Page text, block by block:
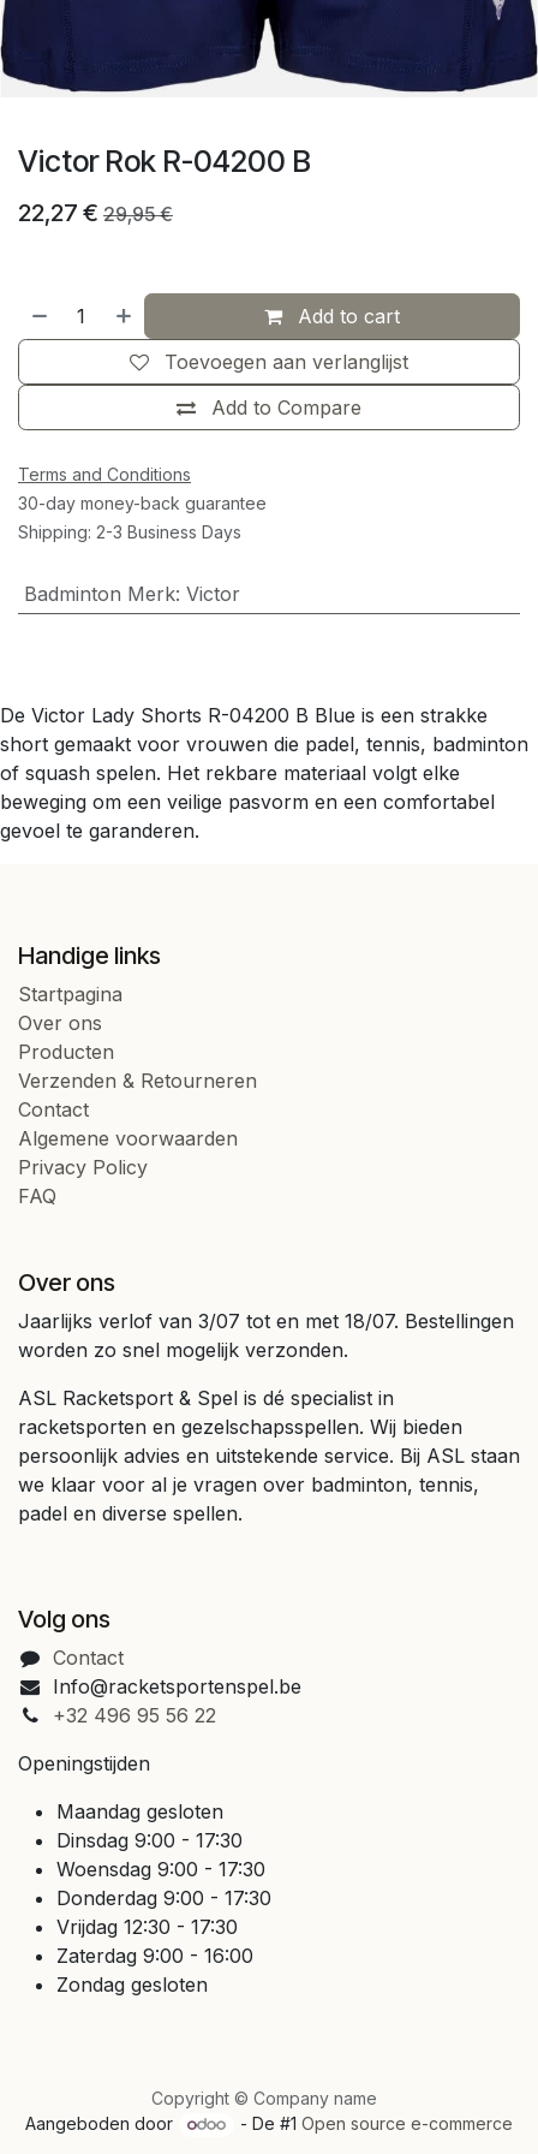
Victor Rok R-04200 B
22,27 € 29,95€
Add to cart
Add to Compare
Toevoegen aan verlanglijst
Terms and Conditions
30-day money-back guarantee
Shipping: 2-3 Business Days
Badminton Merk: Victor
De Victor Lady Shorts R-04200 B Blue is een strakke
short gemaakt voor vrouwen die padel, tennis, badminton
of squash spelen. Het rekbare materiaal volgt elke
beweging om een veilige pasvorm en een comfortabel
gevoel te garanderen.
Handige links
Startpagina
Over ons
Producten
Verzenden & Retourneren
Contact
Algemene voorwaarden
Privacy Policy
FAQ
Over ons
Jaarlijks verlof van 3/07 tot en met 18/07. Bestellingen
worden zo snel mogelijk verzonden.
ASL Racketsport & Spel is dé specialist in
racketsporten en gezelschapsspellen. Wij bieden
persoonlijk advies en uitstekende service. Bij ASL staan
we klaar voor al je vragen over badminton, tennis,
padel en diverse spellen.
Volg ons
Contact
Info@racketsportenspel.be
+32 496 95 56 22
Openingstijden
Maandag gesloten
Dinsdag 9:00 - 17:30
Woensdag 9:00 - 17:30
Donderdag 9:00 - 17:30
Vrijdag 12:30 - 17:30
Zaterdag 9:00 - 16:00
Zondag gesloten
Copyright © Company name
Aangeboden door
- De #1Open source e-commerce